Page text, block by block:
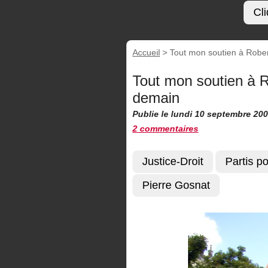
Accueil > Tout mon soutien à
Tout mon soutien à
demain
Publie le lundi 10 septembre
2 commentaires
Justice-Droit Partis
Pierre Gosnat